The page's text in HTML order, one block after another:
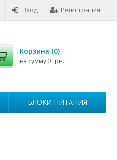
Вход Регистрация
Корзина (0)
на сумму 0 грн.
БЛОКИ ПИТАНИЯ